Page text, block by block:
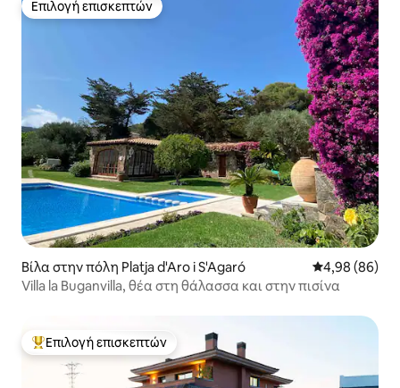
Επιλογή επισκεπτών
Επιλογή επισκεπτών
Βίλα στην πόλη Platja d'Aro i S'Agaró Μέση
4,98 (86)
Villa la Buganvilla, θέα στη θάλασσα και στην πισίνα
Κορυφαία επιλογή επισκεπτών
Επιλογή επισκεπτών